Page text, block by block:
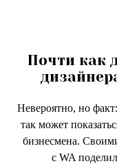
Почти как
Невероятно, но
так может
бизнесмена.
с WA